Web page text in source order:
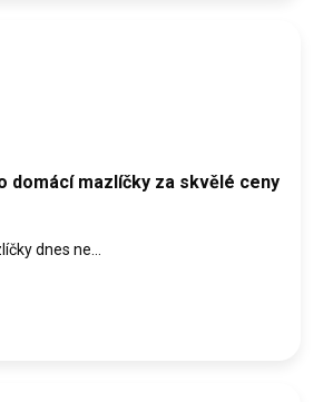
domácí mazlíčky za skvělé ceny
dnes ne...